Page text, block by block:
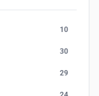
10
30
29